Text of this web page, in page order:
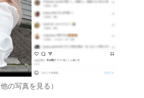
他の写真を見る ）